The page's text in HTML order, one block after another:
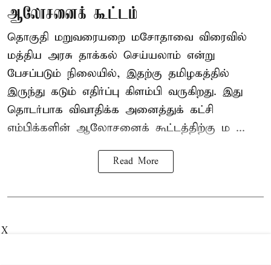
ஆலோசனைக் கூட்டம்
தொகுதி மறுவரையறை மசோதாவை விரைவில்
மத்திய அரசு தாக்கல் செய்யலாம் என்று
பேசப்படும் நிலையில், இதற்கு தமிழகத்தில்
இருந்து கடும் எதிர்ப்பு கிளம்பி வருகிறது. இது
தொடர்பாக விவாதிக்க அனைத்துக் கட்சி
எம்பிக்களின் ஆலோசனைக் கூட்டத்திற்கு ம ...
Read More
X